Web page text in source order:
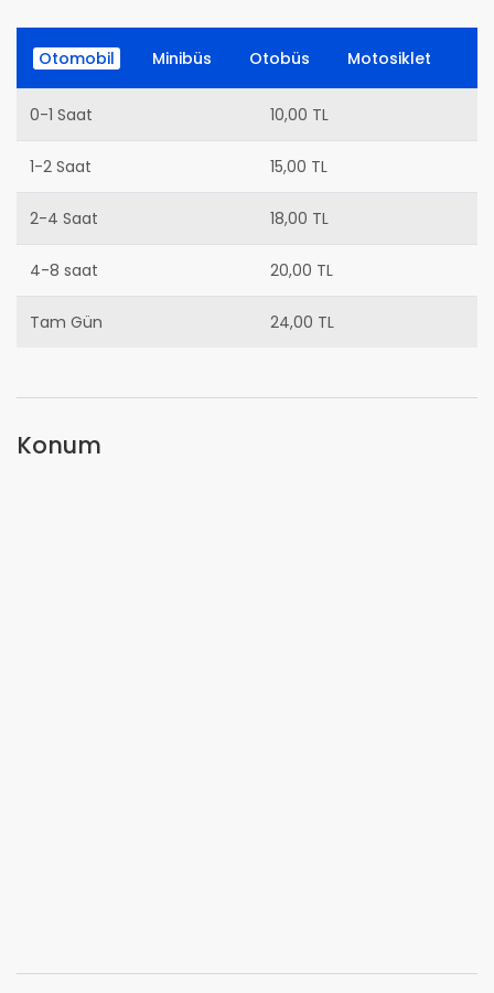
Otomobil Minibüs Otobüs Motosiklet
0-1 Saat 10,00 TL
1-2 Saat 15,00 TL
2-4 Saat 18,00 TL
4-8 saat 20,00 TL
Tam Gün 24,00 TL
Konum